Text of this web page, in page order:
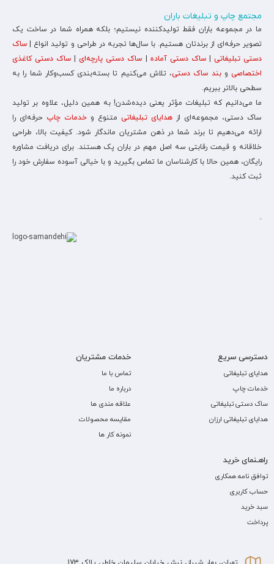
مجتمع چاپ و تبلیغات باران
ما در مجموعه باران فقط تولیدکننده نیستیم؛ بلکه همراه شما در ساخت یک
تصویر حرفه‌ای از برندتان هستیم. با سال‌ها تجربه در طراحی و تولید انواع | ساک
دستی تبلیغاتی |ساک دستی آماده ساک دستی پارچه‌ای| ساک دستی کاغذی
اختصاصی وبند ساک دستی، تلاش می‌کنیم تا بسته‌بندی کسب‌وکار شما را به
سطحی بالاتر ببریم.
ما می‌دانیم که تبلیغات مؤثر یعنی دیده‌شدن! به همین دلیل، علاوه بر تولید
ساک دستی، مجموعه‌ای از هدایای تبلیغاتی متنوع و خدمات چاپ حرفه‌ای را
ارائه می‌دهیم تا برند شما در ذهن مشتریان ماندگار شود. کیفیت بالا، طراحی
خلاقانه و قیمت رقابتی سه اصل مهم در باران پک هستند. برای دریافت مشاوره
رایگان، همین حالا با کارشناسان ما تماس بگیرید و با خیالی آسوده سفارش خود را
ثبت کنید.
دسترسی سریع
هدایای تبلیغاتی
خدمات چاپ
ساک دستی تبلیغاتی
هدایای تبلیغاتی ارزان
خدمات مشتریان
تماس با ما
درباره ما
علاقه مندی ها
مقایسه محصولات
نمونه کار ها
راهـنمای خرید
توافق نامه همکاری
حساب کاربری
سبد خرید
پرداخت